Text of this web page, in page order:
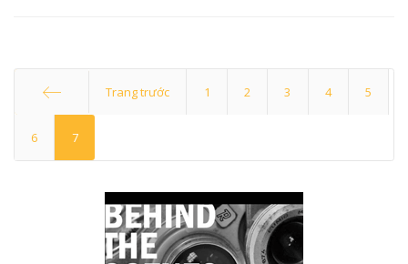
Trang trước 1 2 3 4 5
6 7